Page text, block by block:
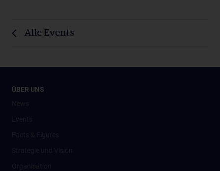
Alle Events
ÜBER UNS